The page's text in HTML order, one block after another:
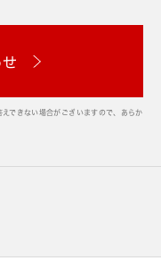
できない場合がございますので、あらか